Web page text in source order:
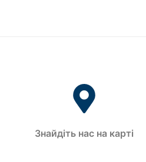
Знайдіть нас на карті